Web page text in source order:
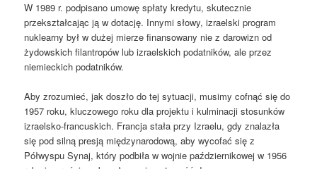
W 1989 r. podpisano umowę spłaty kredytu, skutecznie
przekształcając ją w dotację. Innymi słowy, izraelski program
nuklearny był w dużej mierze finansowany nie z darowizn od
żydowskich filantropów lub izraelskich podatników, ale przez
niemieckich podatników.
Aby zrozumieć, jak doszło do tej sytuacji, musimy cofnąć się do
1957 roku, kluczowego roku dla projektu i kulminacji stosunków
izraelsko-francuskich. Francja stała przy Izraelu, gdy znalazła
się pod silną presją międzynarodową, aby wycofać się z
Półwyspu Synaj, który podbiła w wojnie październikowej w 1956